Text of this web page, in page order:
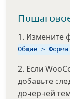
1. Измените
Общие >
2. Если
добавьте
дочерней